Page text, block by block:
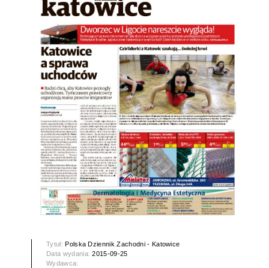
Tytuł: Polska Dziennik Zachodni - Katowice
Data wydania:2015-09-25
Wydawca: